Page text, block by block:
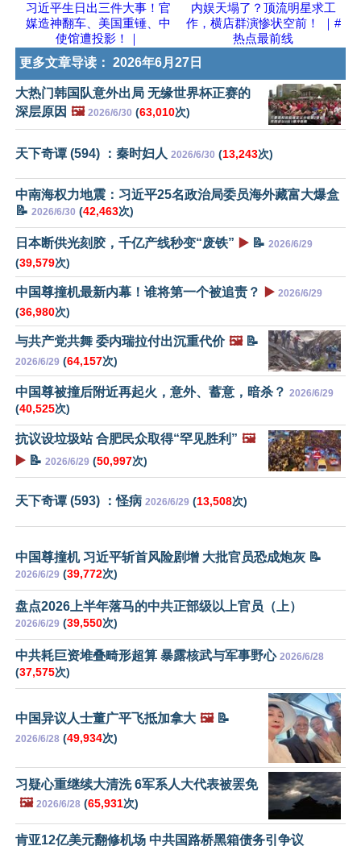
习近平生日出三件大事！官
媒造神翻车、美国重锤、中
使馆遭投影！｜
内娱天塌了？顶流明星求工
作，横店群演惨状空前！ ｜#
热点最前线
更多文章导读： 2026年6月27日
大热门韩国队意外出局 无缘世界杯正赛的
深层原因 🖼️ 2026/6/30 (63,010次)
天下奇谭 (594) ：秦时妇人 2026/6/30 (13,243次)
中南海权力地震：习近平25名政治局委员海外藏富大爆盒
📝 2026/6/30 (42,463次)
日本断供光刻胶，千亿产线秒变“废铁” ▶️ 📝 2026/6/29
(39,579次)
中国尊撞机最新内幕！谁将第一个被追责？ ▶️ 2026/6/29
(36,980次)
与共产党共舞 委内瑞拉付出沉重代价 🖼️📝
2026/6/29 (64,157次)
中国尊被撞后附近再起火，意外、蓄意，暗杀？ 2026/6/29
(40,525次)
抗议设垃圾站 合肥民众取得“罕见胜利” 🖼️
▶️ 📝 2026/6/29 (50,997次)
天下奇谭 (593) ：怪病 2026/6/29 (13,508次)
中国尊撞机 习近平斩首风险剧增 大批官员恐成炮灰 📝
2026/6/29 (39,772次)
盘点2026上半年落马的中共正部级以上官员（上）
2026/6/29 (39,550次)
中共耗巨资堆叠畸形超算 暴露核武与军事野心 2026/6/28
(37,575次)
中国异议人士董广平飞抵加拿大 🖼️📝
2026/6/28 (49,934次)
习疑心重继续大清洗 6军系人大代表被罢免
🖼️ 2026/6/28 (65,931次)
肯亚12亿美元翻修机场 中共国路桥黑箱债务引争议